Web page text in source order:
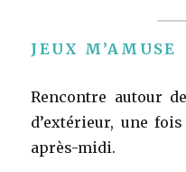
JEUX M’AMUSE
Rencontre autour
d’extérieur, une
après-midi.